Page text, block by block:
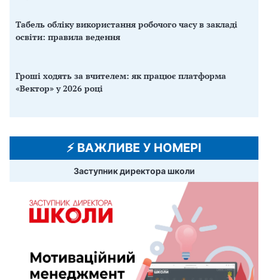
Табель обліку використання робочого часу в закладі
освіти: правила ведення
Гроші ходять за вчителем: як працює платформа
«Вектор» у 2026 році
⚡️ ВАЖЛИВЕ У НОМЕРІ
Заступник директора школи